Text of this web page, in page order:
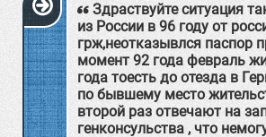
Здраствуйте ситуация
из России в 96 году от
грж,неотказывлся паспор
момент 92 года февраль
года тоесть до отезда в
по бывшему место
второй раз отвечают на
генконсульства , что